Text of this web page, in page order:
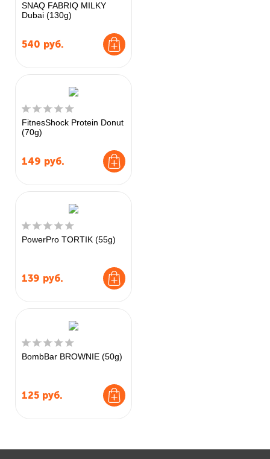
SNAQ FABRIQ MILKY
Dubai (130g)
540 руб.
FitnesShock Protein Donut
(70g)
149 руб.
PowerPro TORTIK (55g)
139 руб.
BombBar BROWNIE (50g)
125 руб.